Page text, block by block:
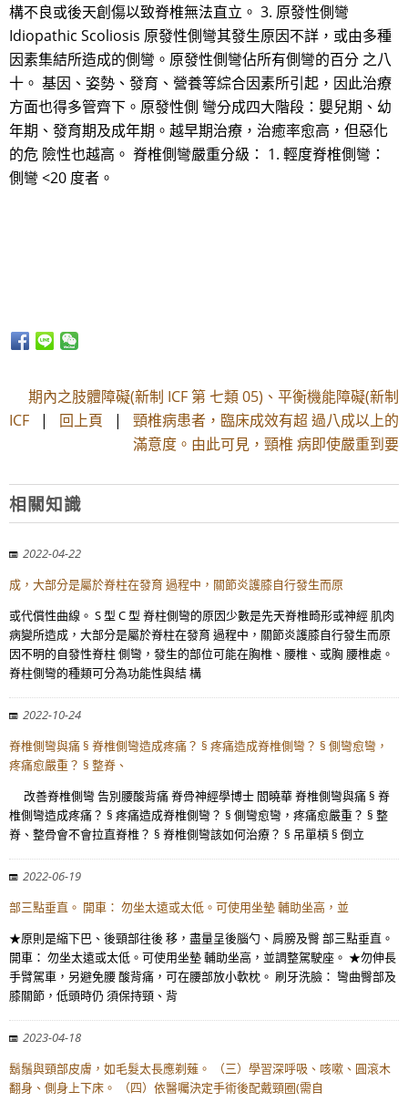
構不良或後天創傷以致脊椎無法直立。 3. 原發性側彎
Idiopathic Scoliosis 原發性側彎其發生原因不詳，或由多種
因素集結所造成的側彎。原發性側彎佔所有側彎的百分 之八
十。 基因、姿勢、發育、營養等綜合因素所引起，因此治療
方面也得多管齊下。原發性側 彎分成四大階段：嬰兒期、幼
年期、發育期及成年期。越早期治療，治癒率愈高，但惡化
的危 險性也越高。 脊椎側彎嚴重分級： 1. 輕度脊椎側彎：
側彎 <20 度者。
期內之肢體障礙(新制 ICF 第 七類 05)、平衡機能障礙(新制
ICF
| 回上頁 | 頸椎病患者，臨床成效有超 過八成以上的
滿意度。由此可見，頸椎 病即使嚴重到要
相關知識
2022-04-22
成，大部分是屬於脊柱在發育 過程中，關節炎護膝自行發生而原
或代償性曲線。 S 型 C 型 脊柱側彎的原因少數是先天脊椎畸形或神經 肌肉
病變所造成，大部分是屬於脊柱在發育 過程中，關節炎護膝自行發生而原
因不明的自發性脊柱 側彎，發生的部位可能在胸椎、腰椎、或胸 腰椎處。
脊柱側彎的種類可分為功能性與結 構
2022-10-24
脊椎側彎與痛 § 脊椎側彎造成疼痛？ § 疼痛造成脊椎側彎？ § 側彎愈彎，
疼痛愈嚴重？ § 整脊、
改善脊椎側彎 告別腰酸背痛 脊骨神經學博士 閻曉華 脊椎側彎與痛 § 脊
椎側彎造成疼痛？ § 疼痛造成脊椎側彎？ § 側彎愈彎，疼痛愈嚴重？ § 整
脊、整骨會不會拉直脊椎？ § 脊椎側彎該如何治療？ § 吊單槓 § 倒立
2022-06-19
部三點垂直。 開車： 勿坐太遠或太低。可使用坐墊 輔助坐高，並
★原則是縮下巴、後頸部往後 移，盡量呈後腦勺、肩膀及臀 部三點垂直。
開車： 勿坐太遠或太低。可使用坐墊 輔助坐高，並調整駕駛座。 ★勿伸長
手臂駕車，另避免腰 酸背痛，可在腰部放小軟枕。 刷牙洗臉： 彎曲臀部及
膝關節，低頭時仍 須保持頸、背
2023-04-18
鬍鬚與頸部皮膚，如毛髮太長應剃薙。 （三）學習深呼吸、咳嗽、圓滾木
翻身、側身上下床。 （四）依醫囑決定手術後配戴頸圈(需自